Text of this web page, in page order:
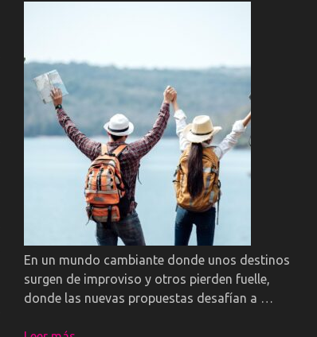
En un mundo cambiante donde unos destinos
surgen de improviso y otros pierden fuelle,
donde las nuevas propuestas desafían a …